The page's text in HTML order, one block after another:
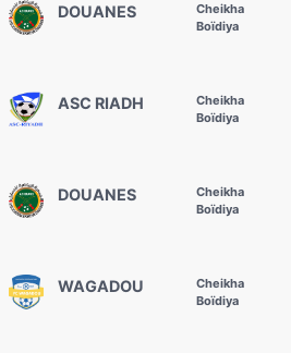
DOUANES
Cheikha
Boïdiya
ASC RIADH
Cheikha
Boïdiya
DOUANES
Cheikha
Boïdiya
WAGADOU
Cheikha
Boïdiya